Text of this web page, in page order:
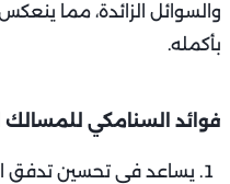
والسوائل الزائدة، مما
بأكمله.
فوائد السنامكي للمسالك
يساعد في تحسين تدفق